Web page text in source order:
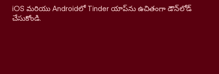
iOS మరియు Androidలో Tinder యాప్‌ను ఉచితంగా డౌన్‌లోడ్
చేసుకోండి.